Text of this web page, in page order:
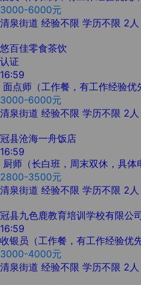
3000-6000元
清泉街道 经验不限 学历不限 2人
悠百佳零食茶饮
认证
16:59
面点师（工作餐，有工作经验优
3000-6000元
清泉街道 经验不限 学历不限 2人
冠县沧海一舟饭店
16:59
厨师（长白班，周末双休，具体
2800-3500元
清泉街道 经验不限 学历不限 2人
冠县九色鹿教育培训学校有限公
16:59
收银员（工作餐，有工作经验优
3000-4000元
清泉街道 经验不限 学历不限 2人